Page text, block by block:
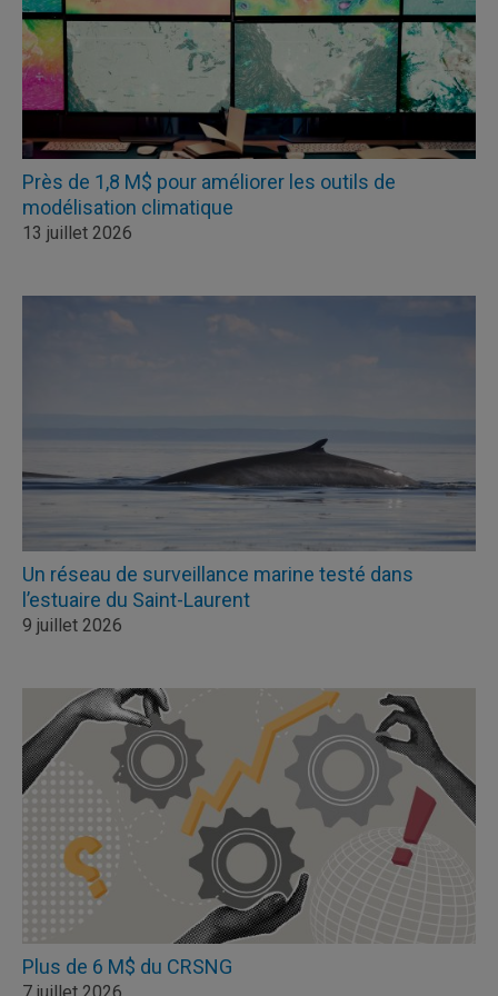
Près de 1,8 M$ pour améliorer les outils de
modélisation climatique
13 juillet 2026
Un réseau de surveillance marine testé dans
l’estuaire du Saint-Laurent
9 juillet 2026
Plus de 6 M$ du CRSNG